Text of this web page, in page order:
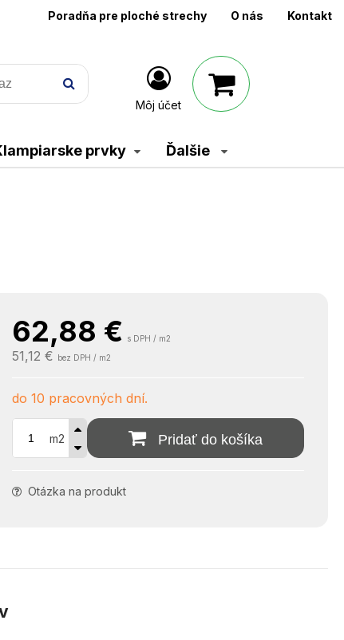
Poradňa pre ploché strechy O nás Kontakt
Môj účet
prvky Ďalšie
62,88 € s DPH / m2
51,12 € bez DPH / m2
do 10 pracovných dní.
m2 Pridať do košíka
Otázka na produkt